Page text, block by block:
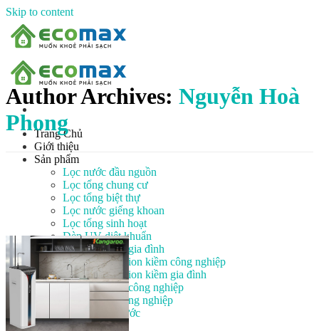
Skip to content
Trang Chủ
Giới thiệu
Sản phẩm
Lọc nước đầu nguồn
Lọc tổng chung cư
Lọc tổng biệt thự
Lọc nước giếng khoan
Lọc tổng sinh hoạt
Đèn UV diệt khuẩn
Máy lọc nước gia đình
Máy lọc nước ion kiềm công nghiệp
Máy lọc nước ion kiềm gia đình
Máy lọc nước công nghiệp
Xử lý nước công nghiệp
Vật liệu lọc nước
Linh kiện
Author Archives: Nguyễn Hoà
Phong